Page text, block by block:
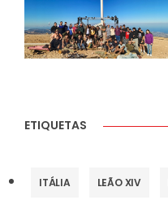
ETIQUETAS
ITÁLIA LEÃO XIV